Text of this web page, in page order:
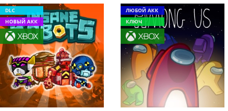
DLC
НОВЫЙ АКК
ЛЮБОЙ АКК
КЛЮЧ